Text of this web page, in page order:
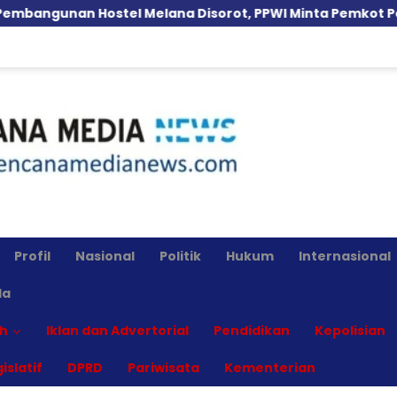
Melana Disorot, PPWI Minta Pemkot Periksa
Profil Nasional Politik Hukum Internasional
Iklan dan Advertorial Pendidikan Kepolisian
DPRD Pariwisata Kementerian